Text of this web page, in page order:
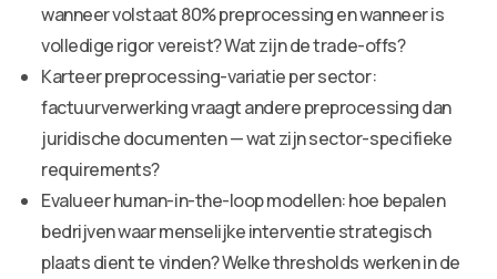
wanneer volstaat 80% preprocessing en wanneer is
volledige rigor vereist? Wat zijn de trade-offs?
Karteer preprocessing-variatie per sector:
factuurverwerking vraagt andere preprocessing dan
juridische documenten — wat zijn sector-specifieke
requirements?
Evalueer human-in-the-loop modellen: hoe bepalen
bedrijven waar menselijke interventie strategisch
plaats dient te vinden? Welke thresholds werken in de